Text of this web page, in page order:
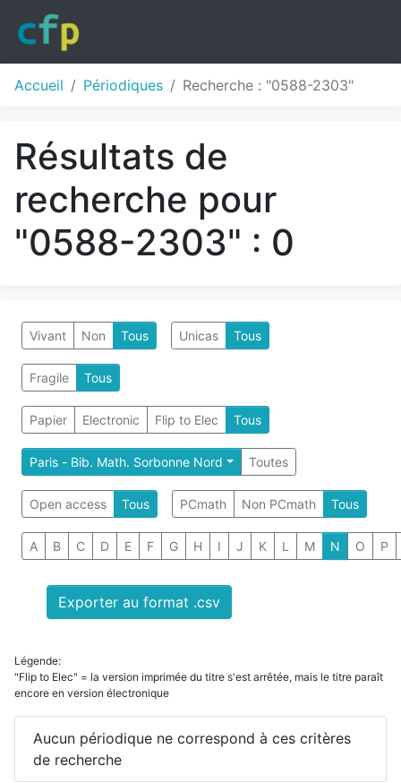
Accueil Périodiques Recherche : "0588-2303"
Résultats de
recherche pour
"0588-2303" : 0
Vivant Non Tous Unicas Tous
Fragile Tous
Papier Electronic Flip to Elec Tous
Paris - Bib. Math. Sorbonne Nord Toutes
Open access Tous PCmath Non PCmath Tous
A B C D E F G H I J K L M N O P
Exporter au format .csv
Légende:
"Flip to Elec" = la version imprimée du titre s'est arrêtée, mais le titre paraît
encore en version électronique
Aucun périodique ne correspond à ces critères
de recherche